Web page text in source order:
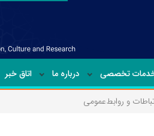
خدمات تخصصی درباره ما اتاق خبر
و روابط‌عمومی